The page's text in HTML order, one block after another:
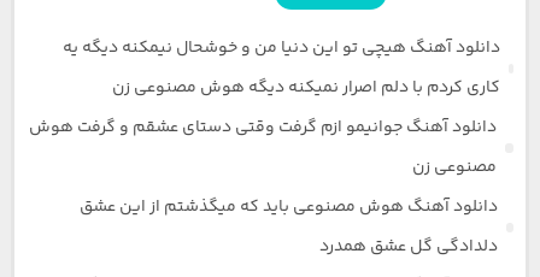
دانلود آهنگ هیچی تو این دنیا من و خوشحال نیمکنه دیگه یه
کاری کردم با دلم اصرار نمیکنه دیگه هوش مصنوعی زن
دانلود آهنگ جوانیمو ازم گرفت وقتی دستای عشقم و گرفت هوش
مصنوعی زن
دانلود آهنگ هوش مصنوعی باید که میگذشتم از این عشق
دلدادگی گل عشق همدرد